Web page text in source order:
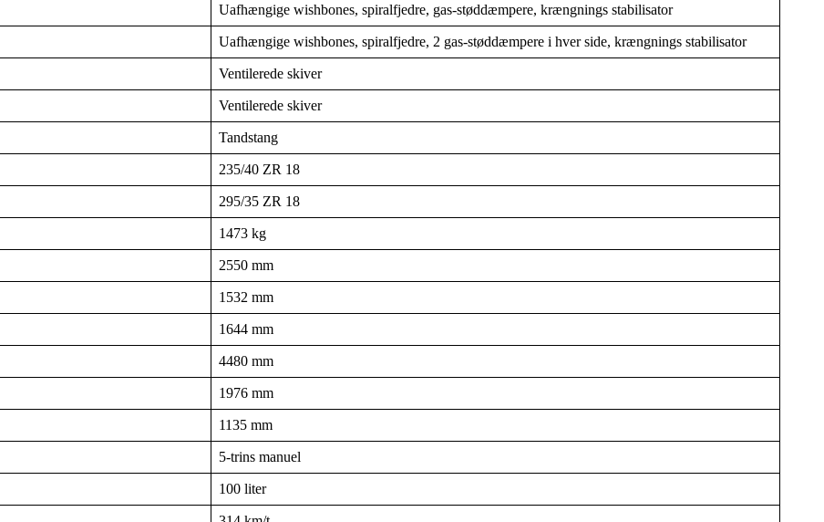
Uafhængige wishbones, spiralfjedre, gas-støddæmpere, krængnings stabilisator
Uafhængige wishbones, spiralfjedre, 2 gas-støddæmpere i hver side, krængnings stabilisator
Ventilerede skiver
Ventilerede skiver
Tandstang
235/40 ZR 18
295/35 ZR 18
1473 kg
2550 mm
1532 mm
1644 mm
4480 mm
1976 mm
1135 mm
5-trins manuel
100 liter